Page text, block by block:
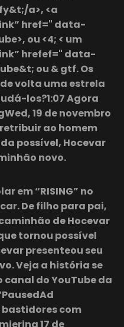
a>, <a
href=" data-
ou <4; < um
hrefef=" data-
ou & gtf. Os
volta uma estrela
los?1:07 Agora
19 de novembro
retribuir ao homem
possível, Hocevar
novo.
em “RISING” no
De filho para pai,
de Hocevar
tornou possível
presenteou seu
Veja a história se
canal do YouTube da
bastidores com